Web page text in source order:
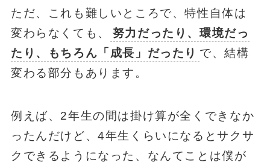
ただ、これも難しいところで、特性自体は
変わらなくても、
努力だったり、環境だっ
たり、もちろん「成長」だったり で、結構
変わる部分もあります。
例えば、2年生の間は掛け算が全くできなか
ったんだけど、4年生くらいになるとサクサ
クできるようになった、なんてことは僕が